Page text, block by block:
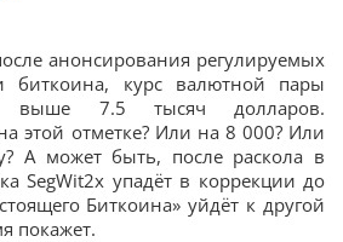
анонсирования регулируемых
биткоина, курс валютной пары
выше 7.5 тысяч долларов.
этой отметке? Или на 8 000? Или
А может быть, после раскола в
SegWit2x упадёт в коррекции до
Биткоина» уйдёт к другой
покажет.